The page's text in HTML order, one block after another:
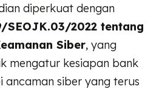
diperkuat dengan
SEOJK.03/2022 tentang
Siber, yang
mengatur kesiapan bank
ancaman siber yang terus